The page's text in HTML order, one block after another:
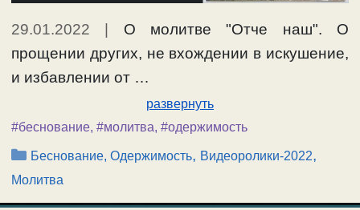
29.01.2022
О молитве "Отче наш". О
прощении других, не вхождении в искушение,
и избавлении от …
развернуть
#беснование, #молитва, #одержимость
Рубрики
Беснование, Одержимость, Видеоролики-2022,
Молитва